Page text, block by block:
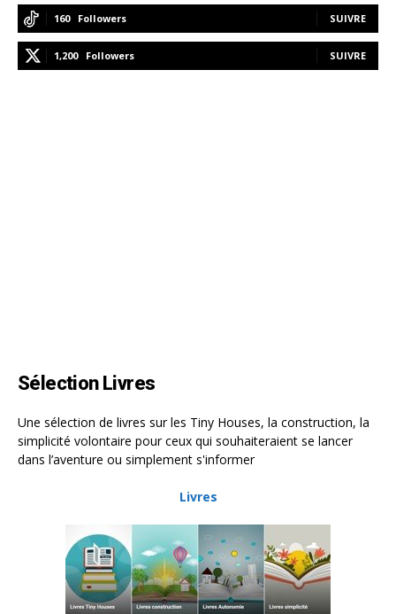
160 Followers SUIVRE
1,200 Followers SUIVRE
Sélection Livres
Une sélection de livres sur les Tiny Houses, la construction, la
simplicité volontaire pour ceux qui souhaiteraient se lancer
dans l’aventure ou simplement s'informer
Livres